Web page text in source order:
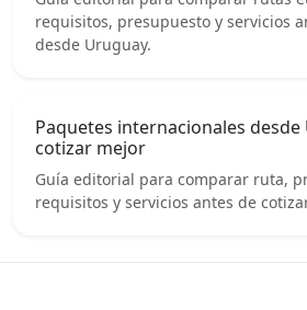
requisitos, presupuesto y servicios
desde Uruguay.
Paquetes internacionales
cotizar mejor
Guía editorial para comparar ruta,
requisitos y servicios antes de